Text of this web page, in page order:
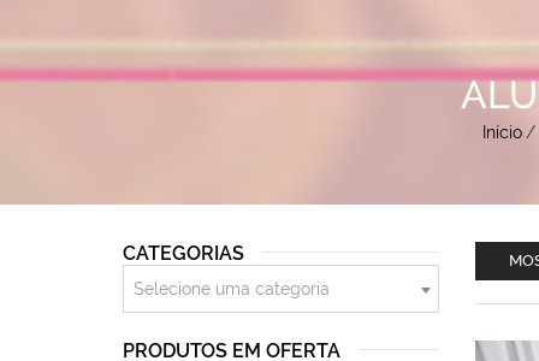
Início /
CATEGORIAS
Selecione uma categoria
PRODUTOS EM OFERTA